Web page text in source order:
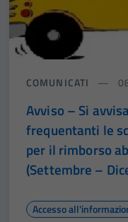
COMUNICATI
Avviso – Si
frequentanti le
per il rimborso
(Settembre –
Accesso